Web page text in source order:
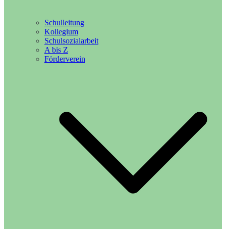
Schulleitung
Kollegium
Schulsozialarbeit
A bis Z
Förderverein